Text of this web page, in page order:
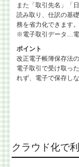
また「取引先名」「
読み取り、仕訳の基
務を省力化できます。
※電子取引データ…電
ポイント
改正電子帳簿保存法
電子取引で受け取っ
れず、電子で保存し
クラウド化で